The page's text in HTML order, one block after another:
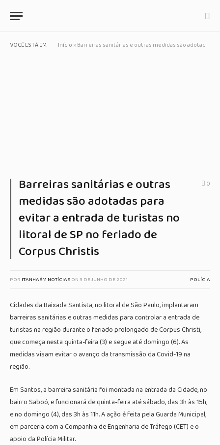
VOCÊ ESTÁ EM: Início »Barreiras sanitárias e outras medidas são adotadas para evitar a entrada de turistas no litoral de SP no feriado de Corpus Christis
Barreiras sanitárias e outras
medidas são adotadas para
evitar a entrada de turistas no
litoral de SP no feriado de
Corpus Christis
0
POR ITANHAÉM NOTÍCIASON 3 DE JUNHO DE 2021 POLÍCIA
Cidades da Baixada Santista, no litoral de São Paulo, implantaram
barreiras sanitárias e outras medidas para controlar a entrada de
turistas na região durante o feriado prolongado de Corpus Christi,
que começa nesta quinta-feira (3) e segue até domingo (6). As
medidas visam evitar o avanço da transmissão da Covid-19 na
região.
Em Santos, a barreira sanitária foi montada na entrada da Cidade, no
bairro Saboó, e funcionará de quinta-feira até sábado, das 3h às 15h,
e no domingo (4), das 3h às 11h. A ação é feita pela Guarda Municipal,
em parceria com a Companhia de Engenharia de Tráfego (CET) e o
apoio da Polícia Militar.